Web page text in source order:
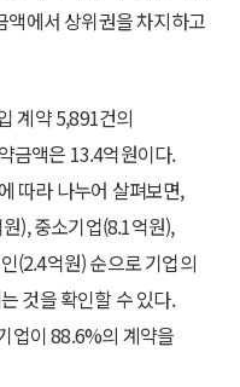
액에서 상위권을 차지하고
계약 5,891건의
금액은 13.4억원이다.
따라 나누어 살펴보면,
), 중소기업(8.1억원),
(2.4억원) 순으로 기업의
것을 확인할 수 있다.
업이 88.6%의 계약을